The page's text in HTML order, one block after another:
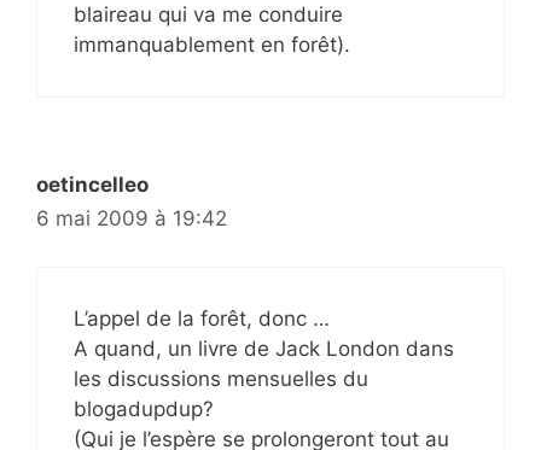
blaireau qui va me conduire
immanquablement en forêt).
oetincelleo
6 mai 2009 à 19:42
L’appel de la forêt, donc …
A quand, un livre de Jack London dans
les discussions mensuelles du
blogadupdup?
(Qui je l’espère se prolongeront tout au